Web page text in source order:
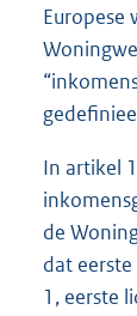
Europese
In artikel
de
dat
1, eerste